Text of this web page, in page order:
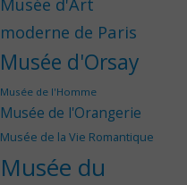
moderne de Paris
Musée d'Orsay
Musée de l'Homme
Musée de l'Orangerie
Musée de la Vie Romantique
Musée du